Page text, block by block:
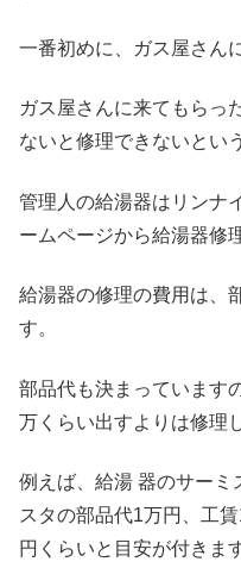
一番初めに、ガス屋さん
ガス屋さんに来てもらっ
ないと修理できないとい
管理人の給湯器はリンナ
ームページから給湯器修
給湯器の修理の費用は、
す。
部品代も決まっています
万くらい出すよりは修理
例えば、給湯 器のサーミ
スタの部品代1万円、工
円くらいと目安が付きま